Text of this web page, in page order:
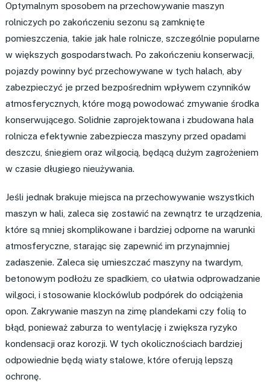
Optymalnym sposobem na przechowywanie maszyn
rolniczych po zakończeniu sezonu są zamknięte
pomieszczenia, takie jak hale rolnicze, szczególnie popularne
w większych gospodarstwach. Po zakończeniu konserwacji,
pojazdy powinny być przechowywane w tych halach, aby
zabezpieczyć je przed bezpośrednim wpływem czynników
atmosferycznych, które mogą powodować zmywanie środka
konserwującego. Solidnie zaprojektowana i zbudowana hala
rolnicza efektywnie zabezpiecza maszyny przed opadami
deszczu, śniegiem oraz wilgocią, będącą dużym zagrożeniem
w czasie długiego nieużywania.
Jeśli jednak brakuje miejsca na przechowywanie wszystkich
maszyn w hali, zaleca się zostawić na zewnątrz te urządzenia,
które są mniej skomplikowane i bardziej odporne na warunki
atmosferyczne, starając się zapewnić im przynajmniej
zadaszenie. Zaleca się umieszczać maszyny na twardym,
betonowym podłożu ze spadkiem, co ułatwia odprowadzanie
wilgoci, i stosowanie klockówlub podpórek do odciążenia
opon. Zakrywanie maszyn na zimę plandekami czy folią to
błąd, ponieważ zaburza to wentylację i zwiększa ryzyko
kondensacji oraz korozji. W tych okolicznościach bardziej
odpowiednie będą wiaty stalowe, które oferują lepszą
ochronę.